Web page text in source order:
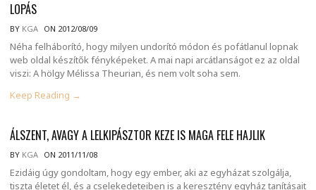
LOPÁS
BY KGA ON 2012/08/09
Néha felháborító, hogy milyen undorító módon és pofátlanul lopnak
web oldal készítők fényképeket. A mai napi arcátlanságot ez az oldal
viszi: A hölgy Mélissa Theurian, és nem volt soha sem.
Keep Reading →
ÁLSZENT, AVAGY A LELKIPÁSZTOR KEZE IS MAGA FELE HAJLIK
BY KGA ON 2011/11/08
Ezidáig úgy gondoltam, hogy egy ember, aki az egyházat szolgálja,
tiszta életet él, és a cselekedeteiben is a keresztény egyház tanításait